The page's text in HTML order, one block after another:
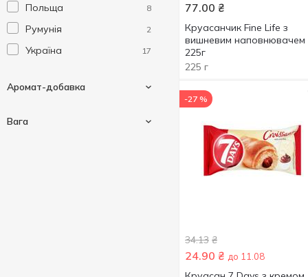
Польща 8
Румунія 2
Україна 17
Аромат-добавка
Вага
77.00 ₴
Круасанчик Fine Life з
вишневим наповнювачем
225г
225 г
-27 %
34.13 ₴
24.90 ₴ до 11.08